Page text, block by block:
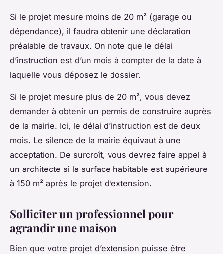
Si le projet mesure moins de 20 m² (garage ou
dépendance), il faudra obtenir une déclaration
préalable de travaux. On note que le délai
d’instruction est d’un mois à compter de la date à
laquelle vous déposez le dossier.
Si le projet mesure plus de 20 m², vous devez
demander à obtenir un permis de construire auprès
de la mairie. Ici, le délai d’instruction est de deux
mois. Le silence de la mairie équivaut à une
acceptation. De surcroît, vous devrez faire appel à
un architecte si la surface habitable est supérieure
à 150 m² après le projet d’extension.
Solliciter un professionnel pour
agrandir une maison
Bien que votre projet d’extension puisse être